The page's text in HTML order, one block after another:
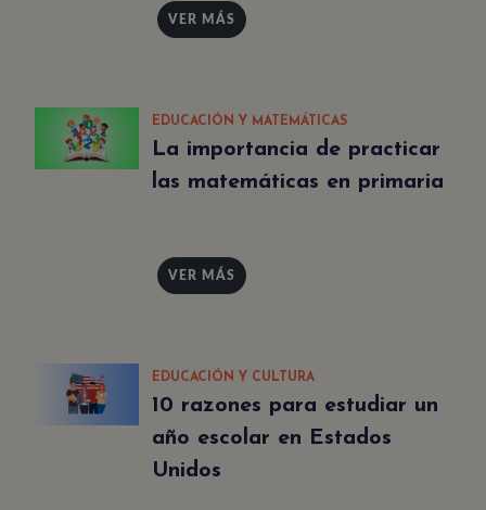
VER MÁS
EDUCACIÓN Y MATEMÁTICAS
La importancia de practicar
las matemáticas en primaria
VER MÁS
EDUCACIÓN Y CULTURA
10 razones para estudiar un
año escolar en Estados
Unidos